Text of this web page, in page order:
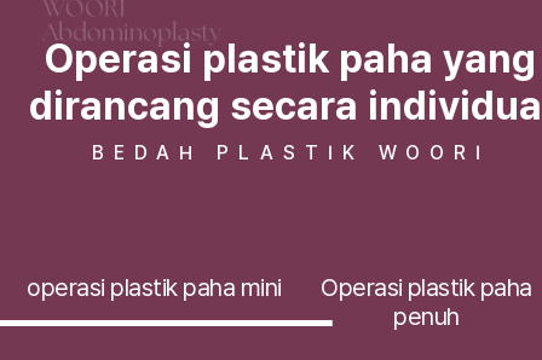
Operasi plastik paha yang
dirancang secara
BEDAH PLASTIK WOORI
operasi plastik paha mini
Operasi plastik paha
penuh